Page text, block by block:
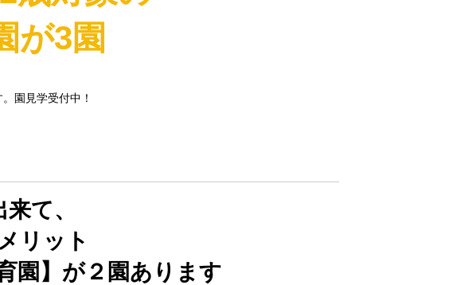
が3園
園見学受付中！
て、
リット
園】が２園あります